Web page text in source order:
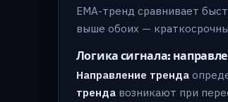
EMA-тренд сравнивает
выше обоих —
Логика сигнала:
Направление тренда
трендавозникают при